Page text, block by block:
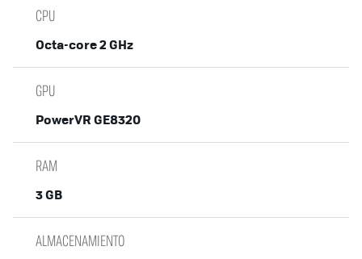
CPU
Octa-core 2 GHz
GPU
PowerVR GE8320
RAM
3 GB
ALMACENAMIENTO